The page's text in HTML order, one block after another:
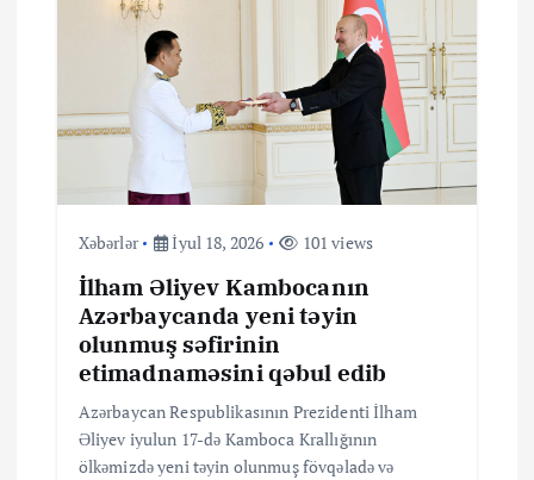
Xəbərlər İyul 18, 2026 101 views
İlham Əliyev Kambocanın
Azərbaycanda yeni təyin
olunmuş səfirinin
etimadnaməsini qəbul edib
Azərbaycan Respublikasının Prezidenti İlham
Əliyev iyulun 17-də Kamboca Krallığının
ölkəmizdə yeni təyin olunmuş fövqəladə və